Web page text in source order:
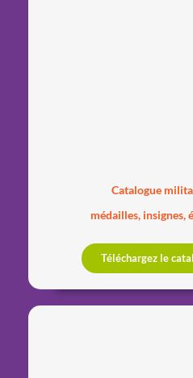
Catalogue
médailles, insignes,
Téléchargez le